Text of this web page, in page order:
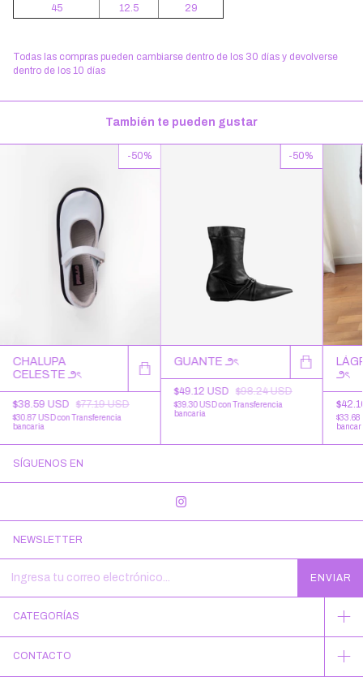
45
12.5 29
Todas las compras pueden cambiarse dentro de los 30 días y devolverse
dentro de los 10 días
También te pueden gustar
-50%
CHALUPA
CELESTE ౨ৎ
$38.59 USD $77.19 USD
$30.87 USDcon
Transferencia
bancaria
-50%
GUANTE ౨ৎ
$49.12 USD $98.24 USD
$39.30 USDcon
Transferencia
bancaria
౨ৎ
$33.68
SÍGUENOS EN
NEWSLETTER
CATEGORÍAS
CONTACTO